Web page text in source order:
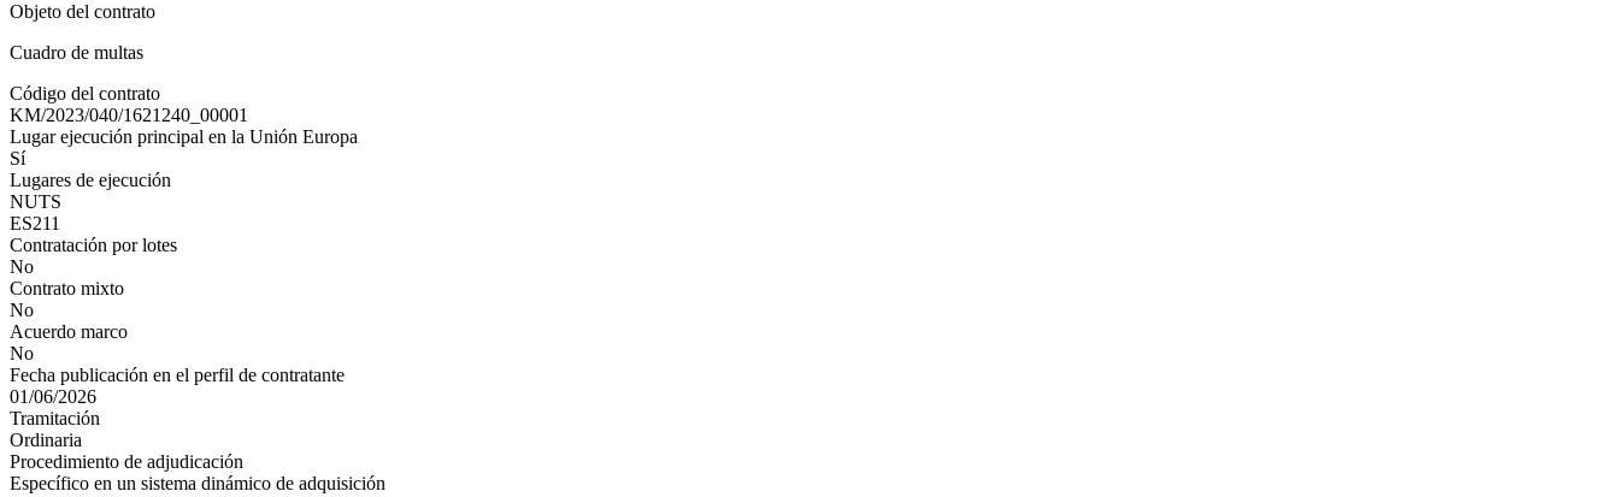
Objeto del contrato
Cuadro de multas
Código del contrato
KM/2023/040/1621240_00001
Lugar ejecución principal en la Unión Europa
Sí
Lugares de ejecución
NUTS
ES211
Contratación por lotes
No
Contrato mixto
No
Acuerdo marco
No
Fecha publicación en el perfil de contratante
01/06/2026
Tramitación
Ordinaria
Procedimiento de adjudicación
Específico en un sistema dinámico de adquisición